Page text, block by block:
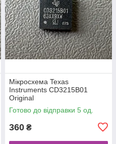
Мікросхема Texas
Instruments CD3215B01
Original
Готово до відправки 5 од.
360 ₴